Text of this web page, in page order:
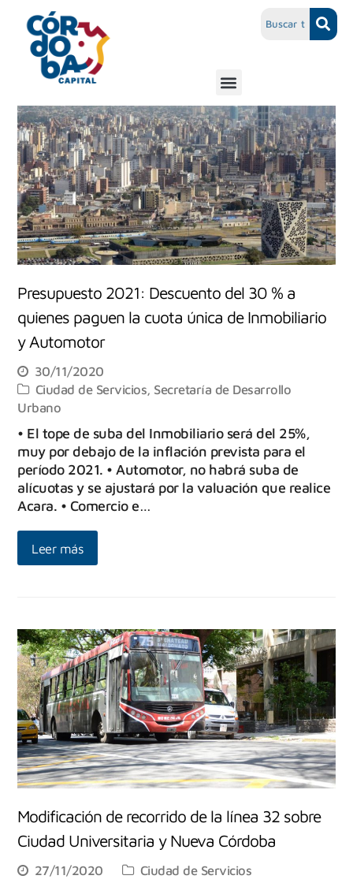
Presupuesto 2021: Descuento del 30 % a
quienes paguen la cuota única de Inmobiliario
y Automotor
30/11/2020
Ciudad de Servicios Secretaría de Desarrollo
Urbano
• El tope de suba del Inmobiliario será del 25%,
muy por debajo de la inflación prevista para el
período 2021. • Automotor, no habrá suba de
alícuotas y se ajustará por la valuación que realice
Acara. • Comercio e…
Leer más
Modificación de recorrido de la línea 32 sobre
Ciudad Universitaria y Nueva Córdoba
27/11/2020 Ciudad de Servicios